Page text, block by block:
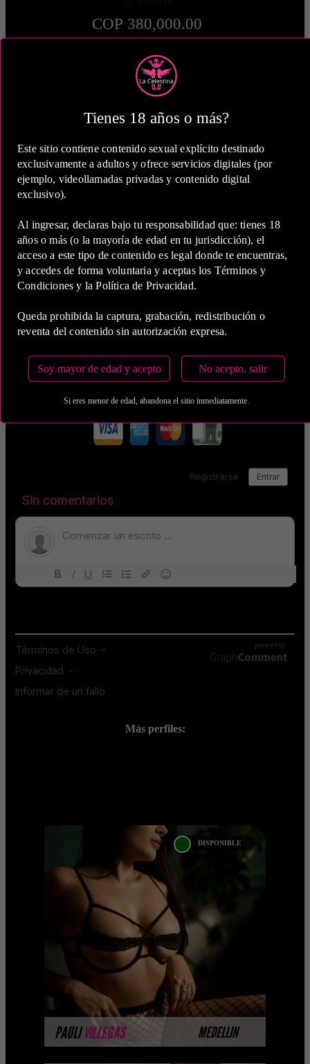
Tienes 18 años o más?
Este sitio contiene contenido sexual explícito destinado
exclusivamente a adultos y ofrece servicios digitales (por
ejemplo, videollamadas privadas y contenido digital
exclusivo).
Al ingresar, declaras bajo tu responsabilidad que: tienes 18
años o más (o la mayoría de edad en tu jurisdicción), el
acceso a este tipo de contenido es legal donde te encuentras,
y accedes de forma voluntaria y aceptas los Términos y
Condiciones y la Política de Privacidad.
Queda prohibida la captura, grabación, redistribución o
reventa del contenido sin autorización expresa.
Soy mayor de edad y acepto No acepto, salir
Si eres menor de edad, abandona el sitio inmediatamente.
COP 380,000.00
2 Horas
COP 570,000.00
5 Horas
COP 900,000.00
Medio de Pago:
Más perfiles:
PAULI VILLEGAS MEDELLIN
DISPONIBLE
PAULI VILLEGAS
Próximamente.... Algunas de nuestras
modelos aún no tienen imágenes
disponibles en la web porque están
completando su sesión ...
MÁS INFORMACIÓN